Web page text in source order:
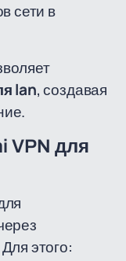
сети в
lan, создавая
VPN для
этого: